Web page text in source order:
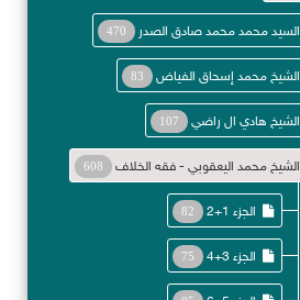
السيد محمد محمد صادق الصدر 470
الشيخ محمد إسحاق الفياض 83
الشيخ هادي ال راضي 107
الشيخ محمد اليعقوبي - فقه الخلاف 608
الجزء 1+2 82
الجزء 3+4 75